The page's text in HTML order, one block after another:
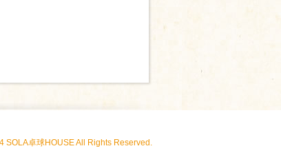
SOLA卓球HOUSE All Rights Reserved.